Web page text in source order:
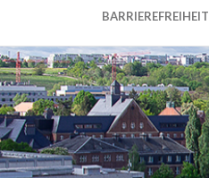
BARRIEREFREIHEIT